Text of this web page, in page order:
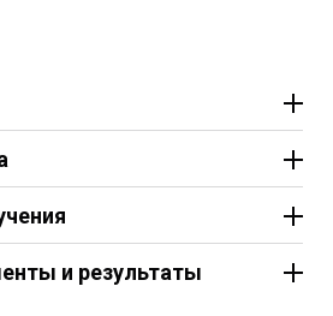
и результаты